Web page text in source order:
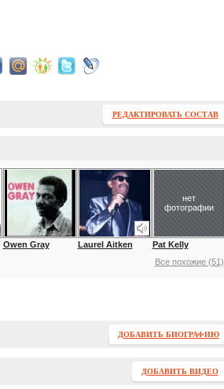
РЕДАКТИРОВАТЬ СОСТАВ
Owen Gray Laurel Aitken
нет
фотографии
Pat Kelly
Все похожие (51)
ДОБАВИТЬ БИОГРАФИЮ
ДОБАВИТЬ ВИДЕО